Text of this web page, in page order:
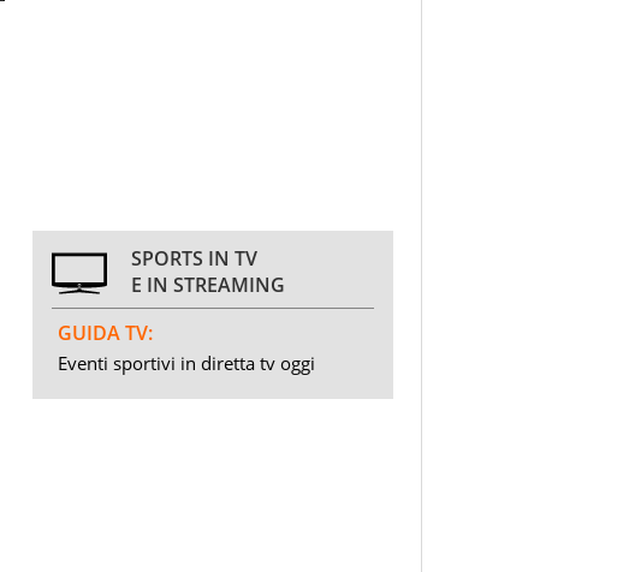
SPORTS IN TV
E IN STREAMING
GUIDA TV:
Eventi sportivi in diretta tv oggi